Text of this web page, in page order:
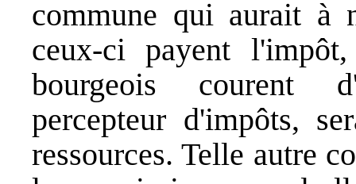
commune qui aurait à
ceux-ci payent
bourgeois courent
percepteur d'impôts,
ressources. Telle autre